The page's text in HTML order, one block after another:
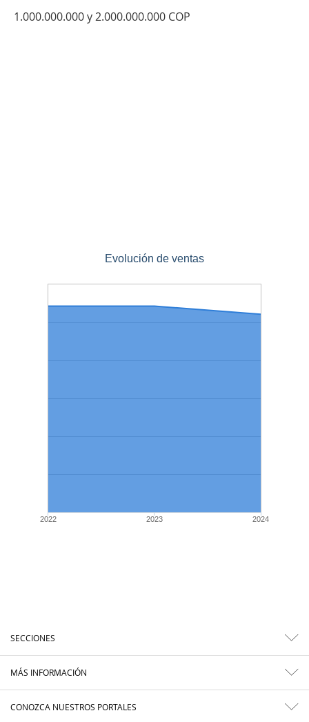
1.000.000.000 y 2.000.000.000 COP
Evolución de ventas
2022 2023 2024
SECCIONES
MÁS INFORMACIÓN
CONOZCA NUESTROS PORTALES